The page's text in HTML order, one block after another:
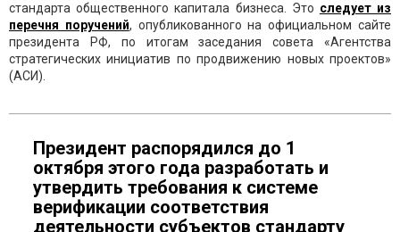
стандарта общественного капитала бизнеса. Это следует из
перечня поручений, опубликованного на официальном сайте
президента РФ, по итогам заседания совета «Агентства
стратегических инициатив по продвижению новых проектов»
(АСИ).
Президент распорядился до 1
октября этого года разработать и
утвердить требования к системе
верификации соответствия
деятельности субъектов стандарту